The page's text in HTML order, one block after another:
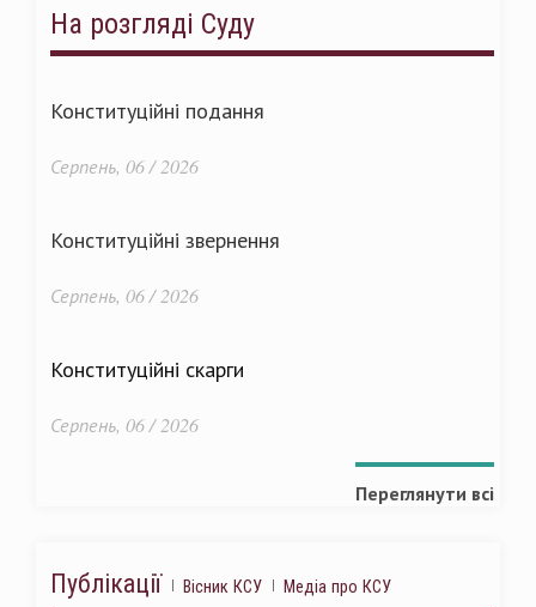
На розгляді Суду
Конституційні подання
Серпень, 06 / 2026
Конституційні звернення
Серпень, 06 / 2026
Конституційні скарги
Серпень, 06 / 2026
Переглянути всі
Публікації Вісник КСУ Медіа про КСУ